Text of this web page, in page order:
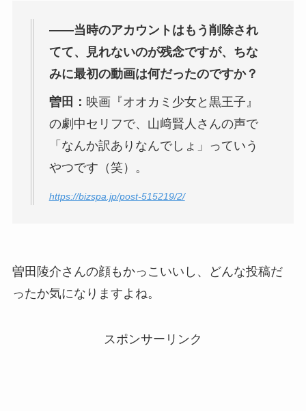
――当時のアカウントはもう削除され
てて、見れないのが残念ですが、ちな
みに最初の動画は何だったのですか？
曽田： 映画『オオカミ少女と黒王子』
の劇中セリフで、山﨑賢人さんの声で
「なんか訳ありなんでしょ」っていう
やつです（笑）。
https://bizspa.jp/post-515219/2/
曽田陵介さんの顔もかっこいいし、どんな投稿だ
ったか気になりますよね。
スポンサーリンク